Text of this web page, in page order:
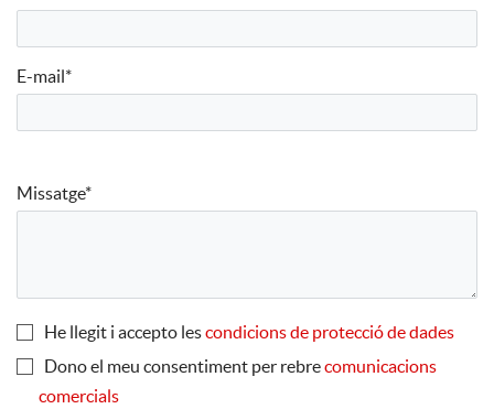
E-mail*
Missatge*
He llegit i accepto lescondicions de protecció de dades
Dono el meu consentiment per rebrecomunicacions
comercials